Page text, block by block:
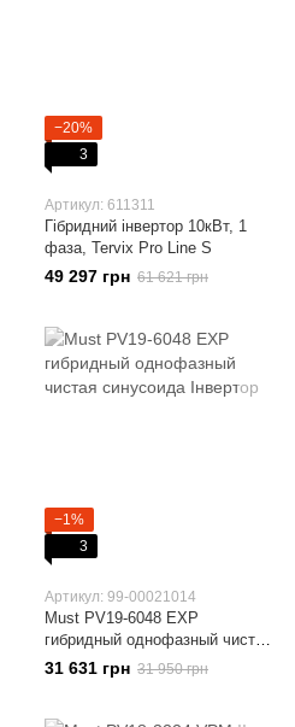
−20%
3
Артикул: 611311
Гібридний інвертор 10кВт, 1
фаза, Tervix Pro Line S
49 297 грн 61 621 грн
−1%
3
Артикул: 99-00021014
Must PV19-6048 EXP
гибридный однофазный чистая
синусоида Інвертор
31 631 грн 31 950 грн